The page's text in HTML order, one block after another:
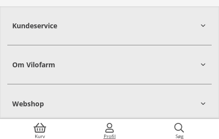
Kurv Profil Søg
Kundeservice
Om Vilofarm
Webshop